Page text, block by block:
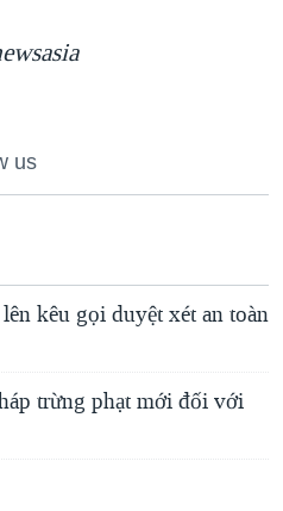
us
kêu gọi duyệt xét an toàn
trừng phạt mới đối với